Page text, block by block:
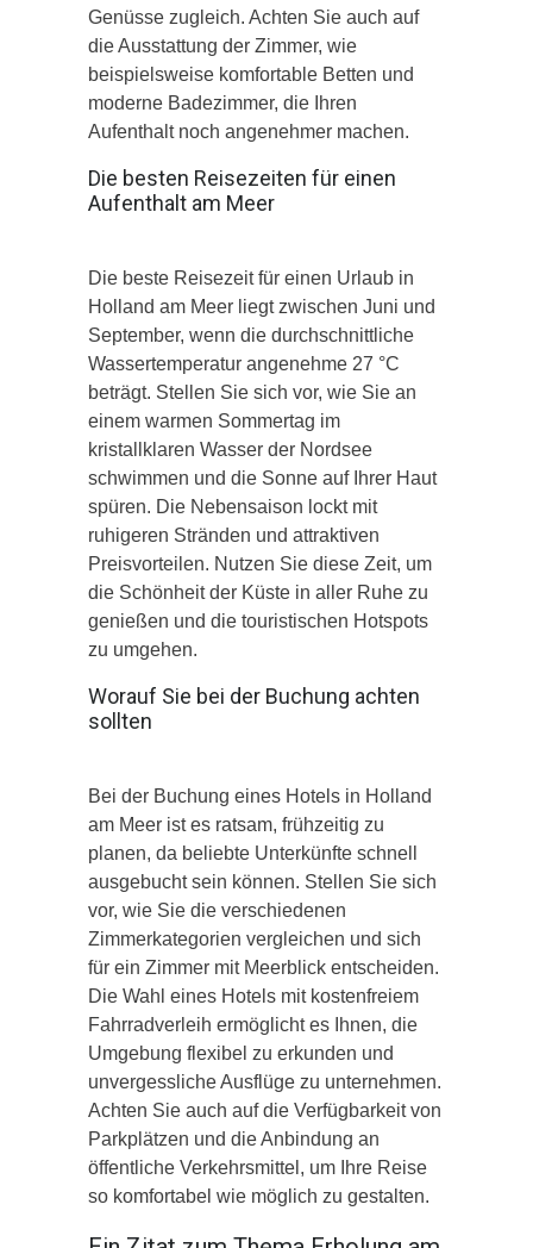
Genüsse zugleich. Achten Sie auch auf
die Ausstattung der Zimmer, wie
beispielsweise komfortable Betten und
moderne Badezimmer, die Ihren
Aufenthalt noch angenehmer machen.
Die besten Reisezeiten für einen
Aufenthalt am Meer
Die beste Reisezeit für einen Urlaub in
Holland am Meer liegt zwischen Juni und
September, wenn die durchschnittliche
Wassertemperatur angenehme 27 °C
beträgt. Stellen Sie sich vor, wie Sie an
einem warmen Sommertag im
kristallklaren Wasser der Nordsee
schwimmen und die Sonne auf Ihrer Haut
spüren. Die Nebensaison lockt mit
ruhigeren Stränden und attraktiven
Preisvorteilen. Nutzen Sie diese Zeit, um
die Schönheit der Küste in aller Ruhe zu
genießen und die touristischen Hotspots
zu umgehen.
Worauf Sie bei der Buchung achten
sollten
Bei der Buchung eines Hotels in Holland
am Meer ist es ratsam, frühzeitig zu
planen, da beliebte Unterkünfte schnell
ausgebucht sein können. Stellen Sie sich
vor, wie Sie die verschiedenen
Zimmerkategorien vergleichen und sich
für ein Zimmer mit Meerblick entscheiden.
Die Wahl eines Hotels mit kostenfreiem
Fahrradverleih ermöglicht es Ihnen, die
Umgebung flexibel zu erkunden und
unvergessliche Ausflüge zu unternehmen.
Achten Sie auch auf die Verfügbarkeit von
Parkplätzen und die Anbindung an
öffentliche Verkehrsmittel, um Ihre Reise
so komfortabel wie möglich zu gestalten.